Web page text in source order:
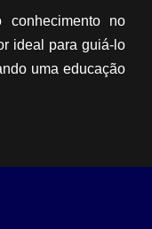
conhecimento no
ideal para guiá-lo
uma educação